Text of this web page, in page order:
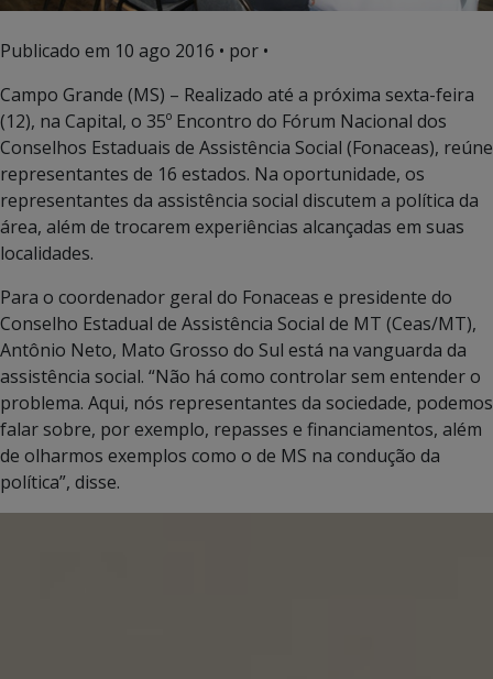
Publicado em 10 ago 2016 • por •
Campo Grande (MS) – Realizado até a próxima sexta-feira
(12), na Capital, o 35º Encontro do Fórum Nacional dos
Conselhos Estaduais de Assistência Social (Fonaceas), reúne
representantes de 16 estados. Na oportunidade, os
representantes da assistência social discutem a política da
área, além de trocarem experiências alcançadas em suas
localidades.
Para o coordenador geral do Fonaceas e presidente do
Conselho Estadual de Assistência Social de MT (Ceas/MT),
Antônio Neto, Mato Grosso do Sul está na vanguarda da
assistência social. “Não há como controlar sem entender o
problema. Aqui, nós representantes da sociedade, podemos
falar sobre, por exemplo, repasses e financiamentos, além
de olharmos exemplos como o de MS na condução da
política”, disse.